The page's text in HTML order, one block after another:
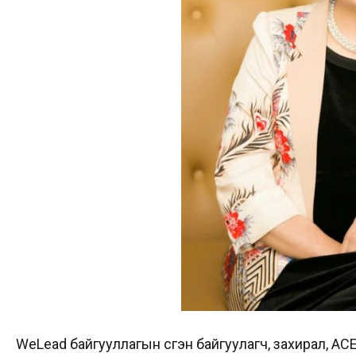
WeLead байгууллагын үүсгэн байгуулагч, захирал,